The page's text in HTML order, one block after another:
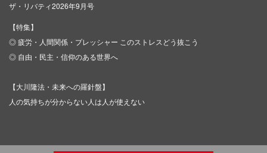
ザ・リバティ2026年9月号
【特集】
◎ 疲労・人間関係・プレッシャー このストレスどう抜こう
◎ 自由・民主・信仰のある世界へ
【大川隆法・未来への羅針盤】
人の気持ちが分からない人は人が使えない